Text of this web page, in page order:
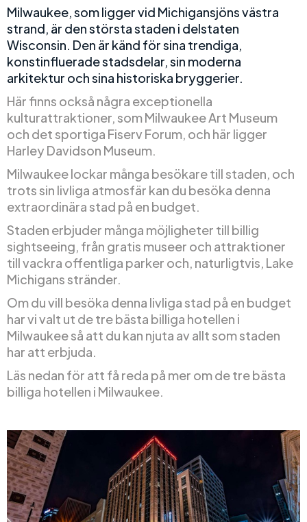
Milwaukee, som ligger vid Michigansjöns västra
strand, är den största staden i delstaten
Wisconsin. Den är känd för sina trendiga,
konstinfluerade stadsdelar, sin moderna
arkitektur och sina historiska bryggerier.
Här finns också några exceptionella
kulturattraktioner, som Milwaukee Art Museum
och det sportiga Fiserv Forum, och här ligger
Harley Davidson Museum.
Milwaukee lockar många besökare till staden, och
trots sin livliga atmosfär kan du besöka denna
extraordinära stad på en budget.
Staden erbjuder många möjligheter till billig
sightseeing, från gratis museer och attraktioner
till vackra offentliga parker och, naturligtvis, Lake
Michigans stränder.
Om du vill besöka denna livliga stad på en budget
har vi valt ut de tre bästa billiga hotellen i
Milwaukee så att du kan njuta av allt som staden
har att erbjuda.
Läs nedan för att få reda på mer om de tre bästa
billiga hotellen i Milwaukee.